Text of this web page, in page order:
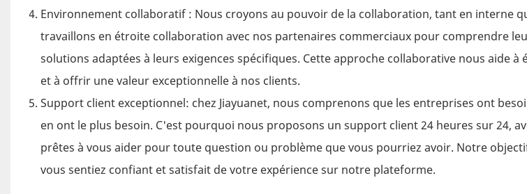
Environnement collaboratif : Nous croyons au pouvoir de la collaboration, tant en interne
travaillons en étroite collaboration avec nos partenaires commerciaux pour comprendre
solutions adaptées à leurs exigences spécifiques. Cette approche collaborative nous aide à
et à offrir une valeur exceptionnelle à nos clients.
Support client exceptionnel: chez Jiayuanet, nous comprenons que les entreprises ont
en ont le plus besoin. C'est pourquoi nous proposons un support client 24 heures sur 24,
prêtes à vous aider pour toute question ou problème que vous pourriez avoir. Notre
vous sentiez confiant et satisfait de votre expérience sur notre plateforme.